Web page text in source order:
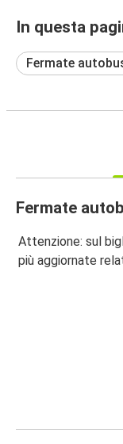
In questa
Fermate
Fermate
Attenzione: sul
più aggiornate